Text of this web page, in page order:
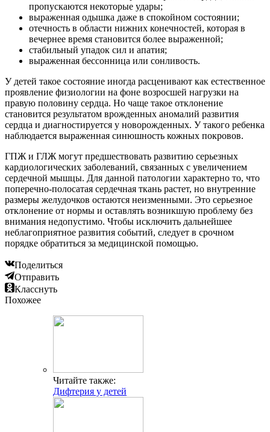
пропускаются некоторые удары;
выраженная одышка даже в спокойном состоянии;
отечность в области нижних конечностей, которая в
вечернее время становится более выраженной;
стабильный упадок сил и апатия;
выраженная бессонница или сонливость.
У детей такое состояние иногда расценивают как естественное
проявление физиологии на фоне возросшей нагрузки на
правую половину сердца. Но чаще такое отклонение
становится результатом врожденных аномалий развития
сердца и диагностируется у новорожденных. У такого ребенка
наблюдается выраженная синюшность кожных покровов.
ГПЖ и ГЛЖ могут предшествовать развитию серьезных
кардиологических заболеваний, связанных с увеличением
сердечной мышцы. Для данной патологии характерно то, что
поперечно-полосатая сердечная ткань растет, но внутренние
размеры желудочков остаются неизменными. Это серьезное
отклонение от нормы и оставлять возникшую проблему без
внимания недопустимо. Чтобы исключить дальнейшее
неблагоприятное развития событий, следует в срочном
порядке обратиться за медицинской помощью.
Поделиться
Отправить
Класснуть
Похожее
Читайте также:
Дифтерия у детей